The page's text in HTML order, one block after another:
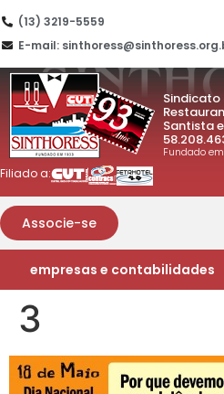
(13) 3219-5559
E-mail:
Sindicato
Santista
Fundado
Filiado a:
Associe-se
empresas e contabilidades
3